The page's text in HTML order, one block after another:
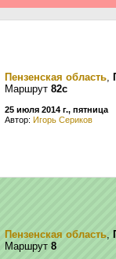
Пензенская область,
Маршрут 82с
25 июля 2014 г., пятница
Автор: Игорь Сериков
Пензенская область,
Маршрут 8